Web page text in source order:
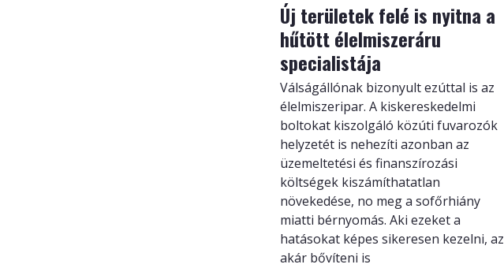
Új területek felé is nyitna a
hűtött élelmiszeráru
specialistája
Válságállónak bizonyult ezúttal is az
élelmiszeripar. A kiskereskedelmi
boltokat kiszolgáló közúti fuvarozók
helyzetét is nehezíti azonban az
üzemeltetési és finanszírozási
költségek kiszámíthatatlan
növekedése, no meg a sofőrhiány
miatti bérnyomás. Aki ezeket a
hatásokat képes sikeresen kezelni, az
akár bővíteni is